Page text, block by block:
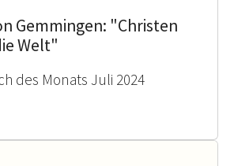
Gemmingen: "Christen
Welt"
des Monats Juli 2024